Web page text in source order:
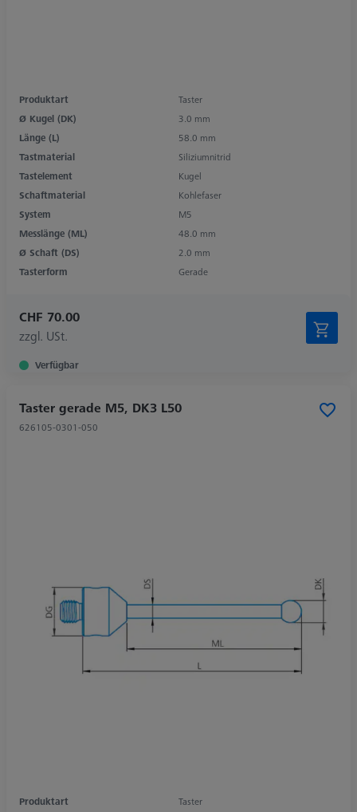
Produktart
Taster
Ø Kugel (DK)
3.0 mm
Länge (L)
58.0 mm
Tastmaterial
Siliziumnitrid
Tastelement
Kugel
Schaftmaterial
Kohlefaser
System
M5
Messlänge (ML)
48.0 mm
Ø Schaft (DS)
2.0 mm
Tasterform
Gerade
CHF 70.00
zzgl. USt.
Verfügbar
Taster gerade M5, DK3 L50
626105-0301-050
Produktart
Taster